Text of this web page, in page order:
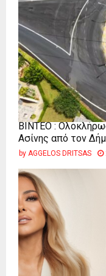
ΒΙΝΤΕΟ :
Ασίνης από τον
by AGGELOS DRITSAS